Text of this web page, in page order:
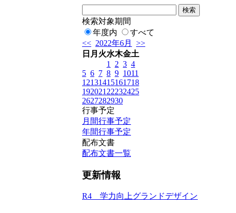
検索対象期間
年度内
すべて
<< 2022年6月
>>
日 月 火水木金土
1
2 3 4
5 6 7 8 9 1011
12131415161718
192021 22232425
2627282930
行事予定
月間行事予定
年間行事予定
配布文書
配布文書一覧
更新情報
R4 学力向上グランドデザイン